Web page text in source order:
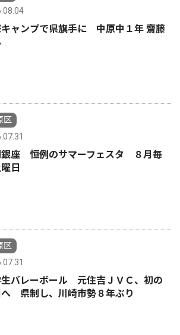
キャンプで県旗手に 中原中１年 齋藤
区
銀座 恒例のサマーフェスタ ８月毎
日
区
バレーボール 元住吉ＪＶＣ、初の
県制し、川崎市勢８年ぶり